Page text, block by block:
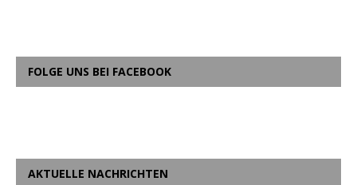
FOLGE UNS BEI FACEBOOK
AKTUELLE NACHRICHTEN